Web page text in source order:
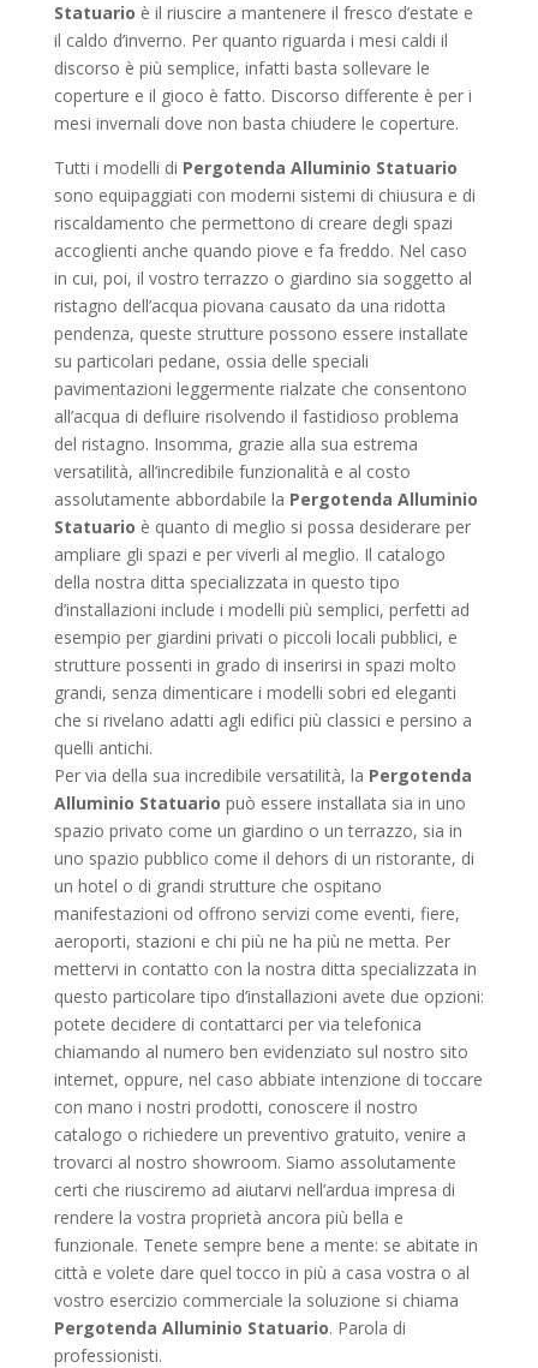
Statuario è il riuscire a mantenere il fresco d’estate e
il caldo d’inverno. Per quanto riguarda i mesi caldi il
discorso è più semplice, infatti basta sollevare le
coperture e il gioco è fatto. Discorso differente è per i
mesi invernali dove non basta chiudere le coperture.
Tutti i modelli di Pergotenda Alluminio Statuario
sono equipaggiati con moderni sistemi di chiusura e di
riscaldamento che permettono di creare degli spazi
accoglienti anche quando piove e fa freddo. Nel caso
in cui, poi, il vostro terrazzo o giardino sia soggetto al
ristagno dell’acqua piovana causato da una ridotta
pendenza, queste strutture possono essere installate
su particolari pedane, ossia delle speciali
pavimentazioni leggermente rialzate che consentono
all’acqua di defluire risolvendo il fastidioso problema
del ristagno. Insomma, grazie alla sua estrema
versatilità, all’incredibile funzionalità e al costo
assolutamente abbordabile la Pergotenda Alluminio
Statuario è quanto di meglio si possa desiderare per
ampliare gli spazi e per viverli al meglio. Il catalogo
della nostra ditta specializzata in questo tipo
d’installazioni include i modelli più semplici, perfetti ad
esempio per giardini privati o piccoli locali pubblici, e
strutture possenti in grado di inserirsi in spazi molto
grandi, senza dimenticare i modelli sobri ed eleganti
che si rivelano adatti agli edifici più classici e persino a
quelli antichi.
Per via della sua incredibile versatilità, la Pergotenda
Alluminio Statuario può essere installata sia in uno
spazio privato come un giardino o un terrazzo, sia in
uno spazio pubblico come il dehors di un ristorante, di
un hotel o di grandi strutture che ospitano
manifestazioni od offrono servizi come eventi, fiere,
aeroporti, stazioni e chi più ne ha più ne metta. Per
mettervi in contatto con la nostra ditta specializzata in
questo particolare tipo d’installazioni avete due opzioni:
potete decidere di contattarci per via telefonica
chiamando al numero ben evidenziato sul nostro sito
internet, oppure, nel caso abbiate intenzione di toccare
con mano i nostri prodotti, conoscere il nostro
catalogo o richiedere un preventivo gratuito, venire a
trovarci al nostro showroom. Siamo assolutamente
certi che riusciremo ad aiutarvi nell’ardua impresa di
rendere la vostra proprietà ancora più bella e
funzionale. Tenete sempre bene a mente: se abitate in
città e volete dare quel tocco in più a casa vostra o al
vostro esercizio commerciale la soluzione si chiama
Pergotenda Alluminio Statuario. Parola di
professionisti.